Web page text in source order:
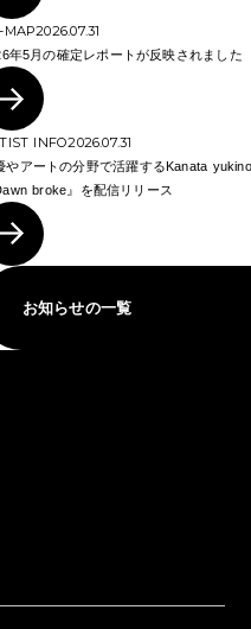
MAP2026.07.31
年5月の確定レポートが反映されました
INFO2026.07.31
やアートの分野で活躍するKanata
broke』を配信リリース
お知らせの一覧